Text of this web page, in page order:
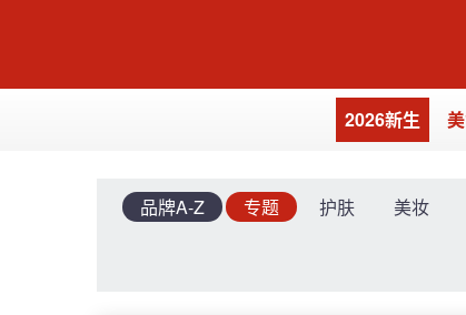
2026新生
品牌A-Z 专题 护肤 美妆